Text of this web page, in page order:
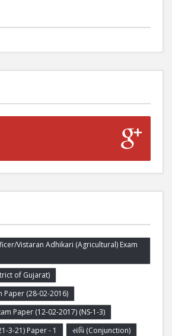
Vistaran Adhikari (Agricultural) Exam
of Gujarat)
Paper (28-02-2016)
Paper (12-02-2017) (NS-1-3)
3-21) Paper - 1
સંધિ (Conjunction)